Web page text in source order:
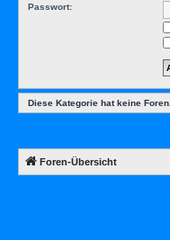
Passwort:
Diese Kategorie hat keine Foren.
Foren-Übersicht